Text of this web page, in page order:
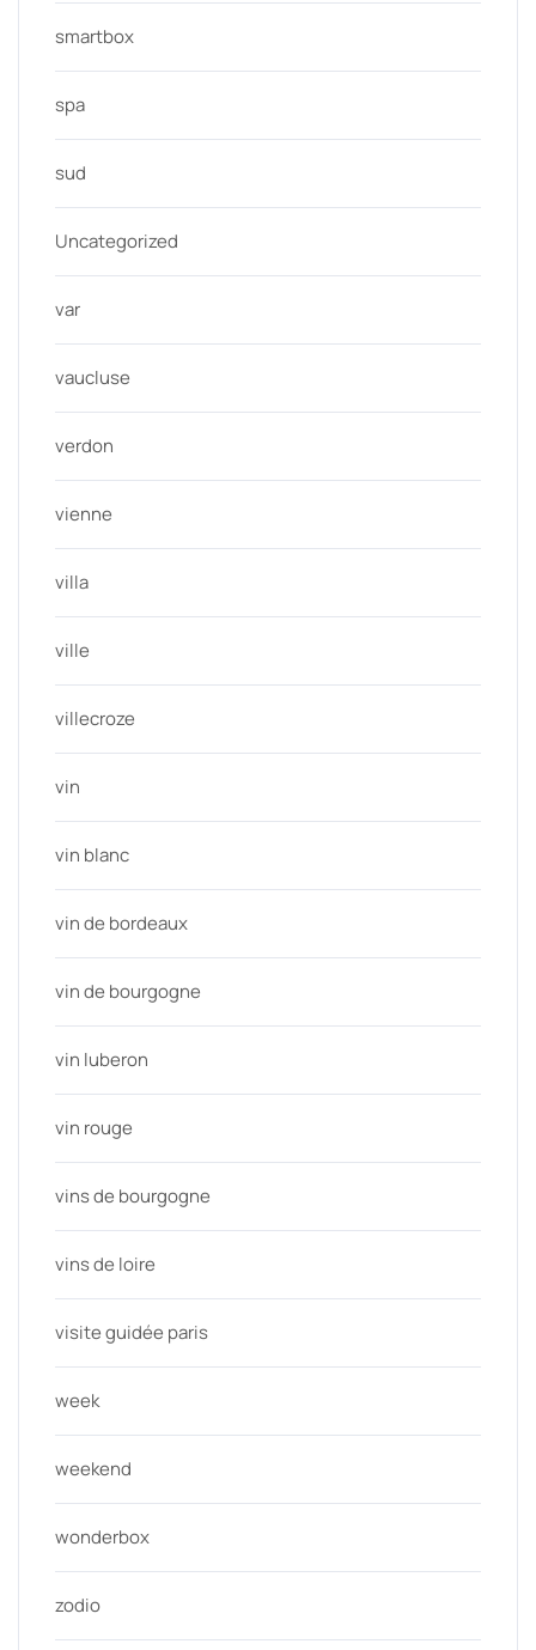
smartbox
spa
sud
Uncategorized
var
vaucluse
verdon
vienne
villa
ville
villecroze
vin
vin blanc
vin de bordeaux
vin de bourgogne
vin luberon
vin rouge
vins de bourgogne
vins de loire
visite guidée paris
week
weekend
wonderbox
zodio